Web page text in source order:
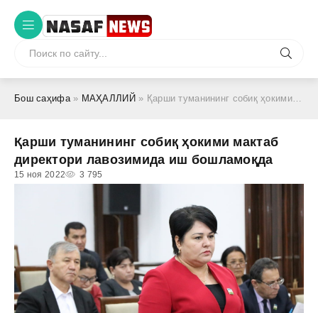
Бош саҳифа» МАҲАЛЛИЙ » Қарши туманининг собиқ ҳокими мактаб директори лавозимида иш бошламоқда
Қарши туманининг собиқ ҳокими мактаб
директори лавозимида иш бошламоқда
15 ноя 2022 3 795